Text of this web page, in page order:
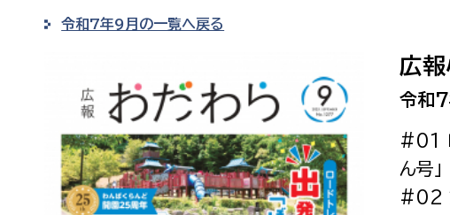
市民活動・地域づくり
行政経営
観光
スポーツ課
小田原城総合
子ども若者部
子ども政策課
子ども若者支援課
経済部
産業政策課
観光課
令和7年9月の一覧へ戻る
広
令和
#01
ん号」
#02